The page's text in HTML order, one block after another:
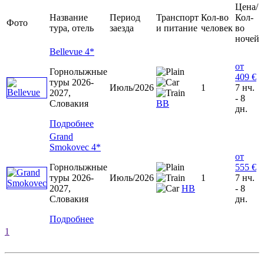
Фото
Название
тура, отель
Период
заезда
Транспорт
и питание
Кол-во
человек
Цена/
Кол-
во
ночей
Bellevue 4*
Горнолыжные
туры 2026-
2027,
Словакия
Подробнее
Июль/2026
ВВ
1
от
409 €
7 нч.
- 8
дн.
Grand
Smokovec 4*
Горнолыжные
туры 2026-
2027,
Словакия
Подробнее
Июль/2026
НВ
1
от
555 €
7 нч.
- 8
дн.
1